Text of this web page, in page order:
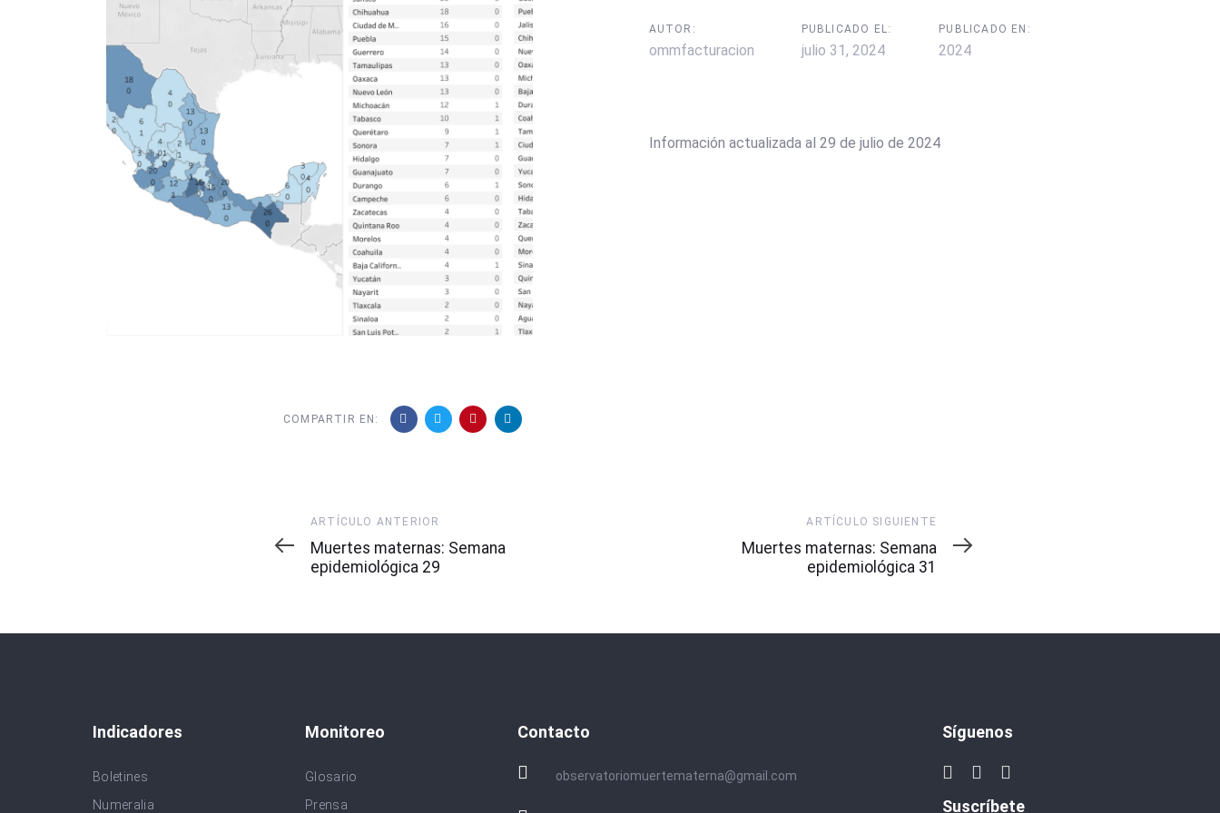
AUTOR:
ommfacturacion
PUBLICADO EL:
julio 31, 2024
PUBLICADO EN:
2024
Información actualizada al 29 de julio de 2024
COMPARTIR EN:
Artículo
Anterior
ARTÍCULO ANTERIOR
Muertes maternas: Semana
epidemiológica 29
Siguiente
ARTÍCULO SIGUIENTE
Muertes maternas: Semana
epidemiológica 31
Indicadores
Boletines
Numeralia
Monitoreo
Glosario
Prensa
Contacto
observatoriomuertematerna@gmail.com
Síguenos
Suscríbete